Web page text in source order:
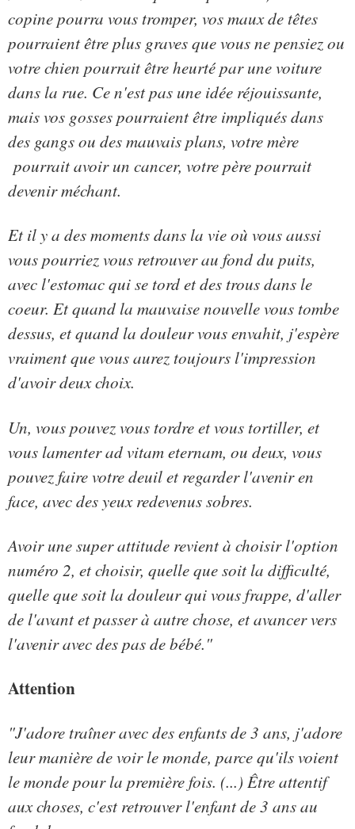
copine pourra vous tromper, vos maux de têtes
pourraient être plus graves que vous ne pensiez ou
votre chien pourrait être heurté par une voiture
dans la rue. Ce n'est pas une idée réjouissante,
mais vos gosses pourraient être impliqués dans
des gangs ou des mauvais plans, votre mère
pourrait avoir un cancer, votre père pourrait
devenir méchant.
Et il y a des moments dans la vie où vous aussi
vous pourriez vous retrouver au fond du puits,
avec l'estomac qui se tord et des trous dans le
coeur. Et quand la mauvaise nouvelle vous tombe
dessus, et quand la douleur vous envahit, j'espère
vraiment que vous aurez toujours l'impression
d'avoir deux choix.
Un, vous pouvez vous tordre et vous tortiller, et
vous lamenter ad vitam eternam, ou deux, vous
pouvez faire votre deuil et regarder l'avenir en
face, avec des yeux redevenus sobres.
Avoir une super attitude revient à choisir l'option
numéro 2, et choisir, quelle que soit la difficulté,
quelle que soit la douleur qui vous frappe, d'aller
de l'avant et passer à autre chose, et avancer vers
l'avenir avec des pas de bébé."
Attention
"J'adore traîner avec des enfants de 3 ans, j'adore
leur manière de voir le monde, parce qu'ils voient
le monde pour la première fois. (...) Être attentif
aux choses, c'est retrouver l'enfant de 3 ans au